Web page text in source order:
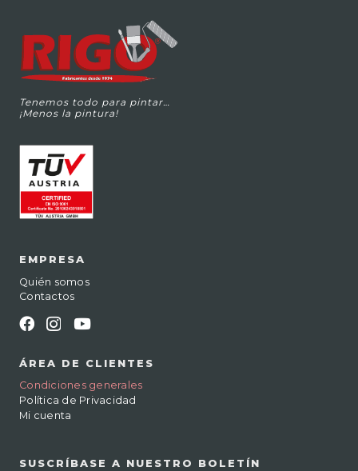
Tenemos todo para pintar…
¡Menos la pintura!
EMPRESA
Quién somos
Contactos
ÁREA DE CLIENTES
Condiciones generales
Política de Privacidad
Mi cuenta
SUSCRÍBASE A NUESTRO BOLETÍN